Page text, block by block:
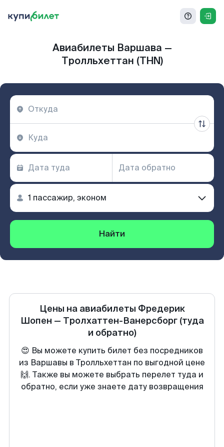
Авиабилеты Варшава —
Тролльхеттан (THN)
Найти
Цены на авиабилеты Фредерик
Шопен — Тролхаттен-Ванерсборг (туда
и обратно)
😍 Вы можете купить билет без посредников
из Варшавы в Тролльхеттан по выгодной цене
🙌. Также вы можете выбрать перелет туда и
обратно, если уже знаете дату возвращения